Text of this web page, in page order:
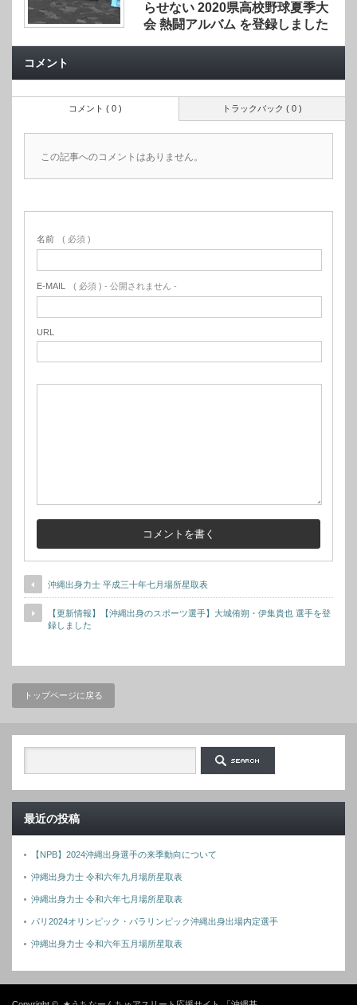
らせない 2020県高校野球夏季大
会 熱闘アルバム を登録しました
コメント
トラックバック ( 0 )
コメント ( 0 )
この記事へのコメントはありません。
名前 ( 必須 )
E-MAIL ( 必須 ) - 公開されません -
URL
沖縄出身力士 平成三十年七月場所星取表
【更新情報】【沖縄出身のスポーツ選手】大城侑朔・伊集貴也 選手を登
録しました
トップページに戻る
最近の投稿
【NPB】2024沖縄出身選手の来季動向について
沖縄出身力士 令和六年九月場所星取表
沖縄出身力士 令和六年七月場所星取表
パリ2024オリンピック・パラリンピック沖縄出身出場内定選手
沖縄出身力士 令和六年五月場所星取表